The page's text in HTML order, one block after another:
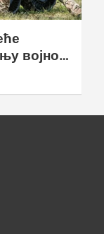
војног